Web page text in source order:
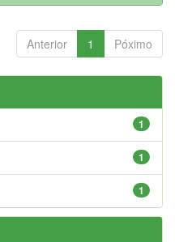
Anterior 1 Póximo
1
1
1